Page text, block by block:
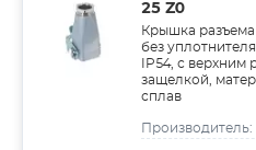
25 Z0
Крышка разъема
без
IP54, с
защелкой,
сплав
Производитель: